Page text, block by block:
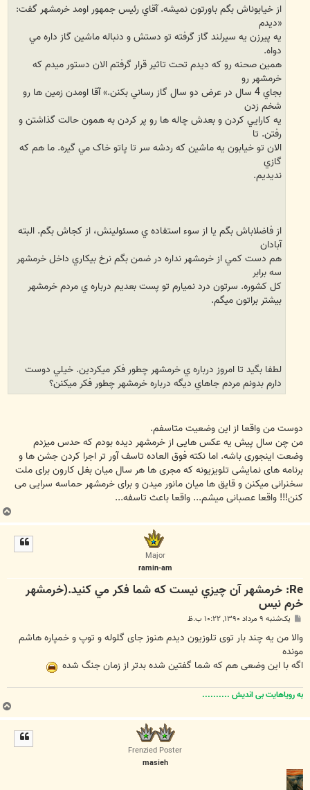
از خيابوناش بگم باورتون نميشه. آقاي رئيس جمهور اومد خرمشهر گفت:
«ديدم
يه پيرزن يه سيرلند گاز گرفته تو دستش و دنباله ماشين گاز داره مي
دواه.
همين صحنه رو که ديدم تحت تاثير قرار گرفتم الان دستور ميدم که
خرمشهر رو
بجاي 4 سال در عرض دو سال گاز رساني بکنن.» آقا اومدن زمين ها رو
شخم زدن
يه کارايي کردن و بعدش چاله ها رو پر کردن به همون حالت گذاشتن و
رفتن. تا
الان تو خيابون يه ماشين که ردشه سر تا پاتو خاک مي گيره. ما هم که
گازي
نديديم.
از فاضلاباش بگم يا از سوء استفاده ي مسئولينش، از کجاش بگم. البته
آبادان
هم دست کمي از خرمشهر نداره در ضمن بگم نرخ بيکاري داخل خرمشهر
سه برابر
کل کشوره. سرتون درد نميارم تو پست بعديم درباره ي مردم خرمشهر
بیشتر براتون میگم.
لطفا بگيد تا امروز درباره ي خرمشهر چطور فکر ميکردين. خيلي دوست
دارم بدونم مردم جاهاي ديگه درباره خرمشهر چطور فکر ميکنن؟
دوست من واقعا از این وضعیت متاسفم.
من چن سال پیش یه عکس هایی از خرمشهر دیده بودم که حدس میزدم
وضعت اینجوری باشه. اما نکته فوق العاده تاسف آور تر اجرا کردن جشن ها و
برنامه های نمایشی تلویزیونه که مجری ها هر سال میان بغل کارون برای ملت
سخنرانی میکنن و قایق ها میان مانور میدن و برای خرمشهر حماسه سرایی می
کنن!!! واقعا عصبانی میشم... واقعا باعث تاسفه...
ب
ا
Major
ramin-am
Re: خرمشهر آن چيزي نيست که شما فکر مي کنيد.(خرمشهر
خرم نیس
پ
ت
یک‌شنبه ۹ مرداد ۱۳۹۰, ۱۰:۲۲ ب.ظ
والا من یه چند بار توی تلوزیون دیدم هنوز جای گلوله و توپ و خمپاره هاشم
مونده
اگه با این وضعی هم که شما گفتین شده بدتر از زمان جنگ شده
به رویاهایت بی اندیش ..........
ب
ا
Frenzied Poster
masieh